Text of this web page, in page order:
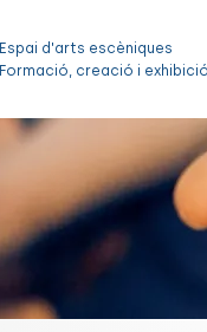
Espai d'arts escèniques
Formació, creació i exhibició